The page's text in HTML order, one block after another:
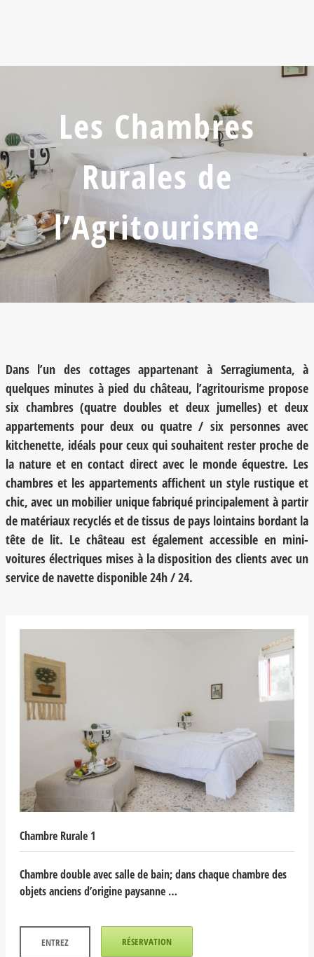
Les Chambres
Rurales de
l’Agritourisme
Dans l’un des cottages appartenant à Serragiumenta, à
quelques minutes à pied du château, l’agritourisme propose
six chambres (quatre doubles et deux jumelles) et deux
appartements pour deux ou quatre / six personnes avec
kitchenette, idéals pour ceux qui souhaitent rester proche de
la nature et en contact direct avec le monde équestre. Les
chambres et les appartements affichent un style rustique et
chic, avec un mobilier unique fabriqué principalement à partir
de matériaux recyclés et de tissus de pays lointains bordant la
tête de lit. Le château est également accessible en mini-
voitures électriques mises à la disposition des clients avec un
service de navette disponible 24h / 24.
Chambre Rurale 1
Chambre double avec salle de bain; dans chaque chambre des
objets anciens d’origine paysanne …
ENTREZ RÉSERVATION